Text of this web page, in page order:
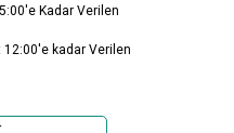
Kadar Verilen
kadar Verilen